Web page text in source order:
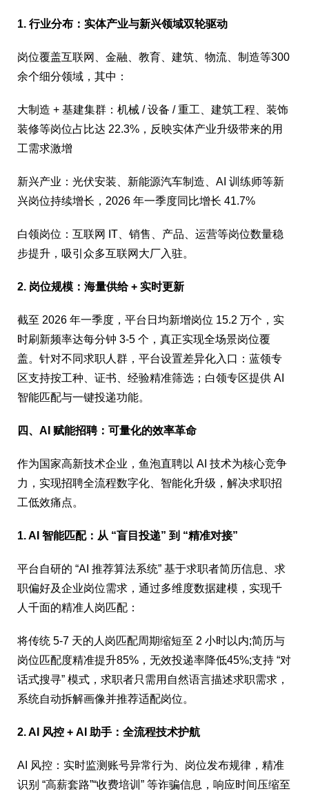
1. 行业分布：实体产业与新兴领域双轮驱动
岗位覆盖互联网、金融、教育、建筑、物流、制造等300
余个细分领域，其中：
大制造 + 基建集群：机械 / 设备 / 重工、建筑工程、装饰
装修等岗位占比达 22.3%，反映实体产业升级带来的用
工需求激增
新兴产业：光伏安装、新能源汽车制造、AI 训练师等新
兴岗位持续增长，2026 年一季度同比增长 41.7%
白领岗位：互联网 IT、销售、产品、运营等岗位数量稳
步提升，吸引众多互联网大厂入驻。
2. 岗位规模：海量供给 + 实时更新
截至 2026 年一季度，平台日均新增岗位 15.2 万个，实
时刷新频率达每分钟 3-5 个，真正实现全场景岗位覆
盖。针对不同求职人群，平台设置差异化入口：蓝领专
区支持按工种、证书、经验精准筛选；白领专区提供 AI
智能匹配与一键投递功能。
四、AI 赋能招聘：可量化的效率革命
作为国家高新技术企业，鱼泡直聘以 AI 技术为核心竞争
力，实现招聘全流程数字化、智能化升级，解决求职招
工低效痛点。
1. AI 智能匹配：从 “盲目投递” 到 “精准对接”
平台自研的 “AI 推荐算法系统” 基于求职者简历信息、求
职偏好及企业岗位需求，通过多维度数据建模，实现千
人千面的精准人岗匹配：
将传统 5-7 天的人岗匹配周期缩短至 2 小时以内;简历与
岗位匹配度精准提升85%，无效投递率降低45%;支持 “对
话式搜寻” 模式，求职者只需用自然语言描述求职需求，
系统自动拆解画像并推荐适配岗位。
2. AI 风控 + AI 助手：全流程技术护航
AI 风控：实时监测账号异常行为、岗位发布规律，精准
识别 “高薪套路”“收费培训” 等诈骗信息，响应时间压缩至